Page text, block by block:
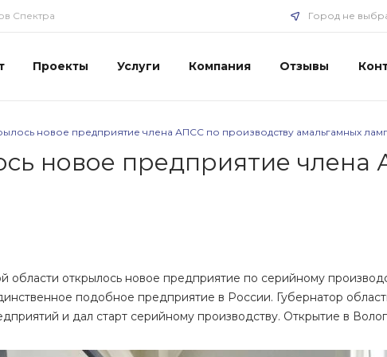
Спектра Город не
Проекты Услуги Компания Отзывы
новое предприятие члена АПСС по производству амальгамных
новое предприятие
области открылось новое предприятие по серийному
подобное предприятие в России. Губернатор
и дал старт серийному производству. Открытие в